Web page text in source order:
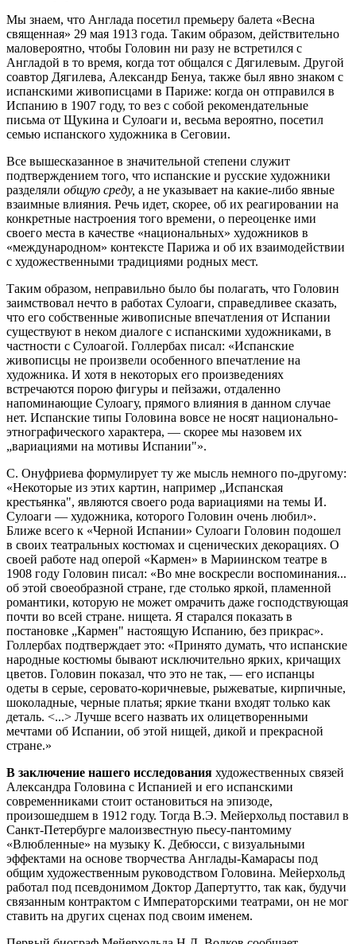
Мы знаем, что Англада посетил премьеру балета «Весна
священная» 29 мая 1913 года. Таким образом, действительно
маловероятно, чтобы Головин ни разу не встретился с
Англадой в то время, когда тот общался с Дягилевым. Другой
соавтор Дягилева, Александр Бенуа, также был явно знаком с
испанскими живописцами в Париже: когда он отправился в
Испанию в 1907 году, то вез с собой рекомендательные
письма от Щукина и Сулоаги и, весьма вероятно, посетил
семью испанского художника в Сеговии.
Все вышесказанное в значительной степени служит
подтверждением того, что испанские и русские художники
разделяли общую среду, а не указывает на какие-либо явные
взаимные влияния. Речь идет, скорее, об их реагировании на
конкретные настроения того времени, о переоценке ими
своего места в качестве «национальных» художников в
«международном» контексте Парижа и об их взаимодействии
с художественными традициями родных мест.
Таким образом, неправильно было бы полагать, что Головин
заимствовал нечто в работах Сулоаги, справедливее сказать,
что его собственные живописные впечатления от Испании
существуют в неком диалоге с испанскими художниками, в
частности с Сулоагой. Голлербах писал: «Испанские
живописцы не произвели особенного впечатление на
художника. И хотя в некоторых его произведениях
встречаются порою фигуры и пейзажи, отдаленно
напоминающие Сулоагу, прямого влияния в данном случае
нет. Испанские типы Головина вовсе не носят национально-
этнографического характера, — скорее мы назовем их
„вариациями на мотивы Испании"».
С. Онуфриева формулирует ту же мысль немного по-другому:
«Некоторые из этих картин, например „Испанская
крестьянка", являются своего рода вариациями на темы И.
Сулоаги — художника, которого Головин очень любил».
Ближе всего к «Черной Испании» Сулоаги Головин подошел
в своих театральных костюмах и сценических декорациях. О
своей работе над оперой «Кармен» в Мариинском театре в
1908 году Головин писал: «Во мне воскресли воспоминания...
об этой своеобразной стране, где столько яркой, пламенной
романтики, которую не может омрачить даже господствующая
почти во всей стране. нищета. Я старался показать в
постановке „Кармен" настоящую Испанию, без прикрас».
Голлербах подтверждает это: «Принято думать, что испанские
народные костюмы бывают исключительно ярких, кричащих
цветов. Головин показал, что это не так, — его испанцы
одеты в серые, серовато-коричневые, рыжеватые, кирпичные,
шоколадные, черные платья; яркие ткани входят только как
деталь. <...> Лучше всего назвать их олицетворенными
мечтами об Испании, об этой нищей, дикой и прекрасной
стране.»
В заключение нашего исследования художественных связей
Александра Головина с Испанией и его испанскими
современниками стоит остановиться на эпизоде,
произошедшем в 1912 году. Тогда В.Э. Мейерхольд поставил в
Санкт-Петербурге малоизвестную пьесу-пантомиму
«Влюбленные» на музыку К. Дебюсси, с визуальными
эффектами на основе творчества Англады-Камарасы под
общим художественным руководством Головина. Мейерхольд
работал под псевдонимом Доктор Дапертутто, так как, будучи
связанным контрактом с Императорскими театрами, он не мог
ставить на других сценах под своим именем.